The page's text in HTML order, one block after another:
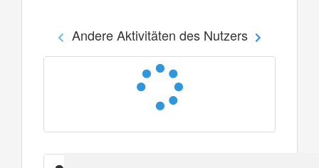
Andere Aktivitäten des Nutzers